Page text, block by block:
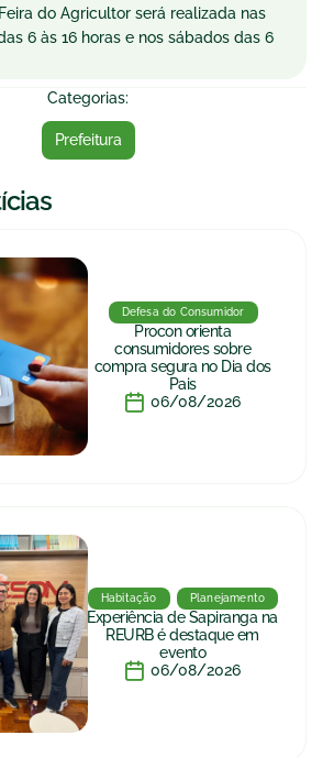
do Agricultor será realizada nas
6 às 16 horas e nos sábados das 6
Categorias:
Prefeitura
Defesa do Consumidor
Procon orienta
consumidores sobre
compra segura no Dia dos
Pais
06/08/2026
Habitação Planejamento
Experiência de Sapiranga na
REURB é destaque em
evento
06/08/2026